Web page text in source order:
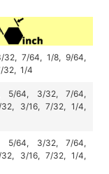
32, 7/64, 1/8,9/64,
32, 1/4
5/64, 3/32, 7/64,
3/16, 7/32, 1/4,
5/64, 3/32, 7/64,
3/16, 7/32, 1/4,